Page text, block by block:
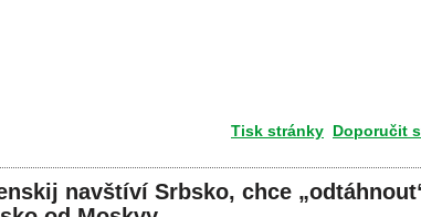
Tisk stránky Doporučit
navštíví Srbsko, chce